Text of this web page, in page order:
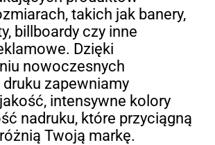
takich jak banery,
billboardy czy inne
Dzięki
nowoczesnych
zapewniamy
intensywne kolory
nadruku, które przyciągną
Twoją markę.